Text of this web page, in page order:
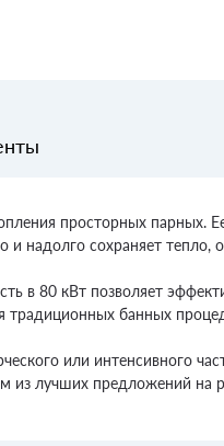
просторных парных.
надолго сохраняет тепло,
в 80 кВт позволяет
банных
или интенсивного
из лучших предложений на